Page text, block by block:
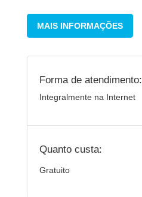
MAIS INFORMAÇÕES
Forma de atendimento:
Integralmente na Internet
Quanto custa:
Gratuito